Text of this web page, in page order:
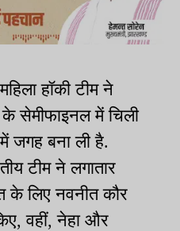
हॉकी टीम ने
सेमीफाइनल में चिली
जगह बना ली है.
टीम ने लगातार
के लिए नवनीत कौर
वहीं, नेहा और